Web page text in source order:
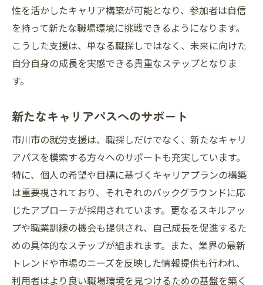
性を活かしたキャリア構築が可能となり、参加者は自信
を持って新たな職場環境に挑戦できるようになります。
こうした支援は、単なる職探しではなく、未来に向けた
自分自身の成長を実感できる貴重なステップとなりま
す。
新たなキャリアパスへのサポート
市川市の就労支援は、職探しだけでなく、新たなキャリ
アパスを模索する方々へのサポートも充実しています。
特に、個人の希望や目標に基づくキャリアプランの構築
は重要視されており、それぞれのバックグラウンドに応
じたアプローチが採用されています。更なるスキルアッ
プや職業訓練の機会も提供され、自己成長を促進するた
めの具体的なステップが組まれます。また、業界の最新
トレンドや市場のニーズを反映した情報提供も行われ、
利用者はより良い職場環境を見つけるための基盤を築く